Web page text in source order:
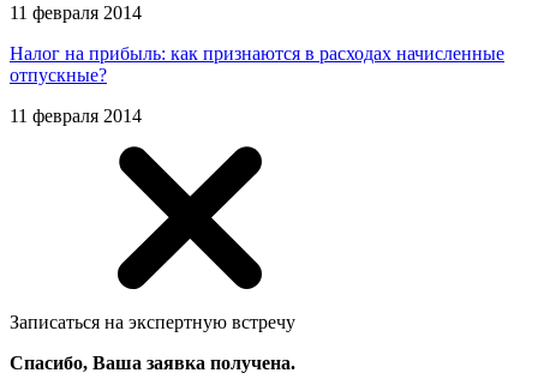
11 февраля 2014
Налог на прибыль: как признаются в расходах начисленные
отпускные?
11 февраля 2014
Записаться на экспертную встречу
Спасибо, Ваша заявка получена.